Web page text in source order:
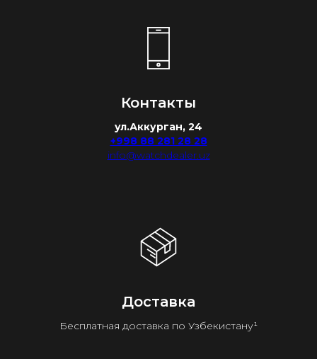
Контакты
ул.Аккурган, 24
+998 88 281 28 28
info@watchdealer.uz
Доставка
Бесплатная доставка по Узбекистану¹